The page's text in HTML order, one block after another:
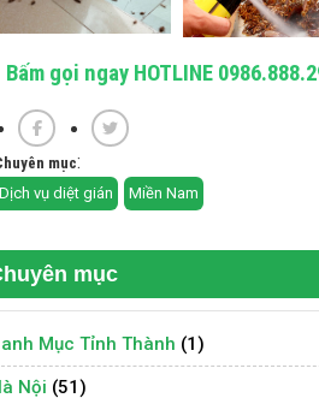
mục
Mục Tỉnh Thành (1)
Nội (51)
Bấm gọi ngay HOTLINE
mục:
Dịch vụ diệt gián Miền Nam